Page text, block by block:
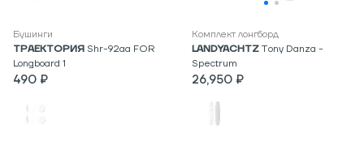
Бушинги
ТРАЕКТОРИЯ Shr-92aa FOR
Longboard 1
490 ₽
Комплект лонгборд
LANDYACHTZ Tony Danza -
Spectrum
26,950 ₽